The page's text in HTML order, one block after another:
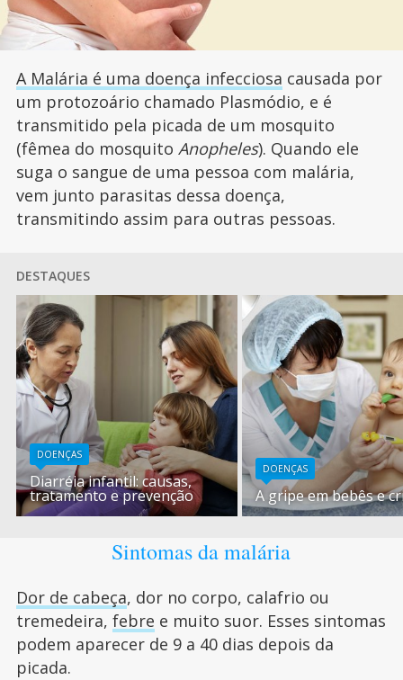
A Malária é uma doença infecciosa causada por
um protozoário chamado Plasmódio, e é
transmitido pela picada de um mosquito
(fêmea do mosquito Anopheles). Quando ele
suga o sangue de uma pessoa com malária,
vem junto parasitas dessa doença,
transmitindo assim para outras pessoas.
DESTAQUES
DOENÇAS
Diarréia infantil: causas,
tratamento e prevenção
DOENÇAS
A gripe em bebês e
Sintomas da malária
Dor de cabeça, dor no corpo, calafrio ou
tremedeira, febre e muito suor. Esses sintomas
podem aparecer de 9 a 40 dias depois da
picada.